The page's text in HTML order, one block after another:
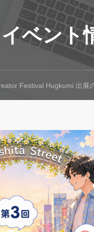
ベント
Festival Hugkumi 出展